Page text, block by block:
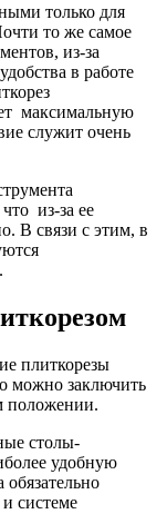
только для
то же самое
из-за
в работе
максимальную
служит очень
из-за ее
В связи с этим, в
плиткорезы
можно заключить
положении.
столы-
удобную
системе